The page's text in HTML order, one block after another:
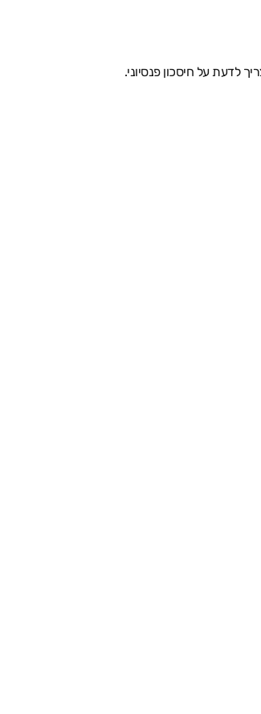
לדעת על חיסכון פנסיוני.